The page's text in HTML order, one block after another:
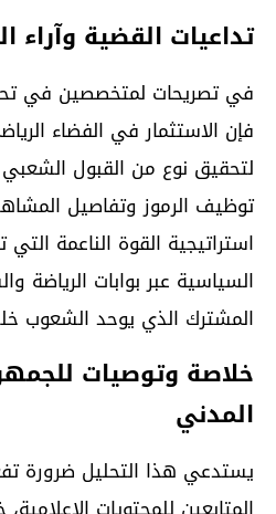
تداعيات القضية وآراء
في تصريحات لمتخصصين في
فإن الاستثمار في الفضاء
لتحقيق نوع من القبول الشعبي
توظيف الرموز وتفاصيل
استراتيجية القوة الناعمة
السياسية عبر بوابات الرياضة
المشترك الذي يوحد الشعوب
خلاصة وتوصيات
المدني
يستدعي هذا التحليل ضرورة